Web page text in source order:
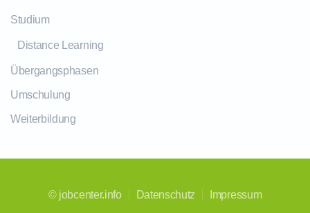
Studium
Distance Learning
Übergangsphasen
Umschulung
Weiterbildung
© jobcenter.info Datenschutz Impressum